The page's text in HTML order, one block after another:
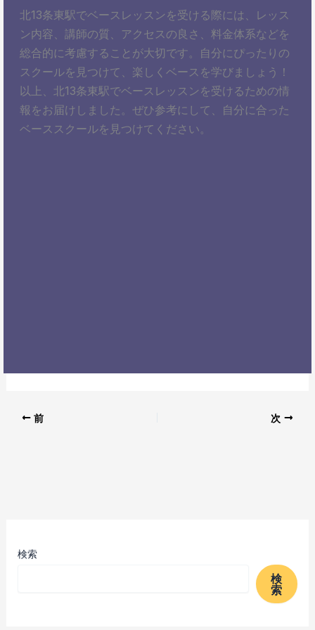
北13条東駅でベースレッスンを受ける際には、レッス
ン内容、講師の質、アクセスの良さ、料金体系などを
総合的に考慮することが大切です。自分にぴったりの
スクールを見つけて、楽しくベースを学びましょう！
以上、北13条東駅でベースレッスンを受けるための情
報をお届けしました。ぜひ参考にして、自分に合った
ベーススクールを見つけてください。
前 次
検索
検
索